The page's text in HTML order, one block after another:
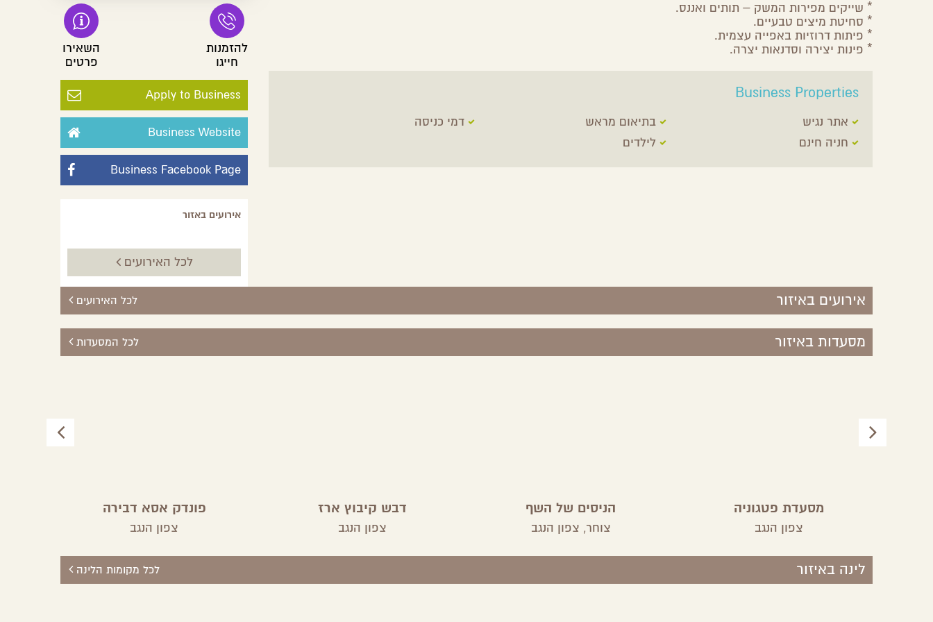
להזמנות
חייגו
השאירו
פרטים
Apply to Business
Business Website
Business Facebook Page
אירועים באזור
לכל האירועים
* שייקים מפירות המשק – תותים ואננס.
* סחיטת מיצים טבעיים.
* פיתות דרוזיות באפייה עצמית.
* פינות יצירה וסדנאות יצרה.
Business Properties
אתר נגיש בתיאום מראש
דמי כניסה
חניה חינם
לילדים
אירועים באיזור לכל האירועים
מסעדות באיזור לכל המסעדות
מסעדת פטגוניה
צפון הנגב
הניסים של השף
צוחר, צפון הנגב
דבש קיבוץ ארז
צפון הנגב
פונדק אסא דבירה
צפון הנגב
לינה באיזור לכל מקומות הלינה